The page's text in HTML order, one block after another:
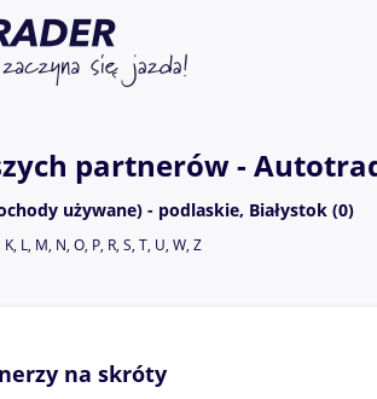
partnerów -
używane) - podlaskie, Białystok (0)
L, M, N, O, P, R, S, T, U, W, Z
na skróty